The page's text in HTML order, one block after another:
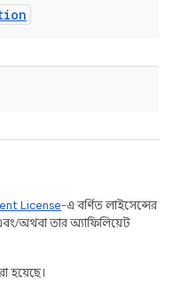
License-এ বর্ণিত লাইসেন্সের
অথবা তার অ্যাফিলিয়েট
হয়েছে।